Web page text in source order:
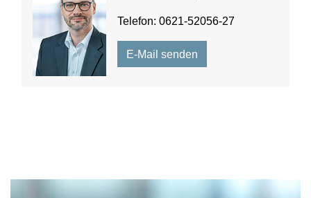
Telefon: 0621-52056-27
E-Mail senden